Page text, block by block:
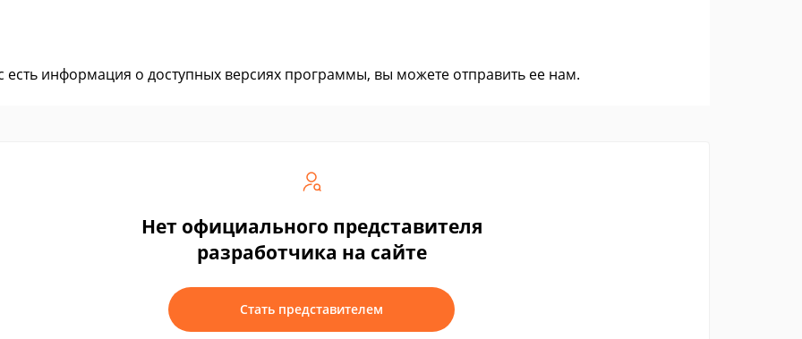
есть информация о доступных версиях программы, вы можете отправить ее нам.
Нет официального представителя
разработчика на сайте
Стать представителем